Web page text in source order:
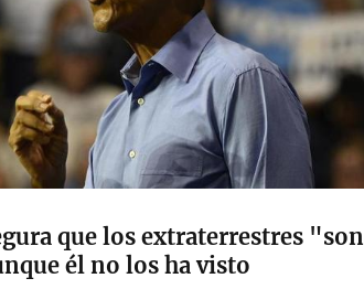
que los extraterrestres "son
él no los ha visto